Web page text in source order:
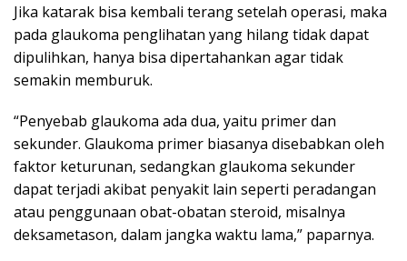
Jika katarak bisa kembali terang setelah operasi, maka
pada glaukoma penglihatan yang hilang tidak dapat
dipulihkan, hanya bisa dipertahankan agar tidak
semakin memburuk.
“Penyebab glaukoma ada dua, yaitu primer dan
sekunder. Glaukoma primer biasanya disebabkan oleh
faktor keturunan, sedangkan glaukoma sekunder
dapat terjadi akibat penyakit lain seperti peradangan
atau penggunaan obat-obatan steroid, misalnya
deksametason, dalam jangka waktu lama,” paparnya.